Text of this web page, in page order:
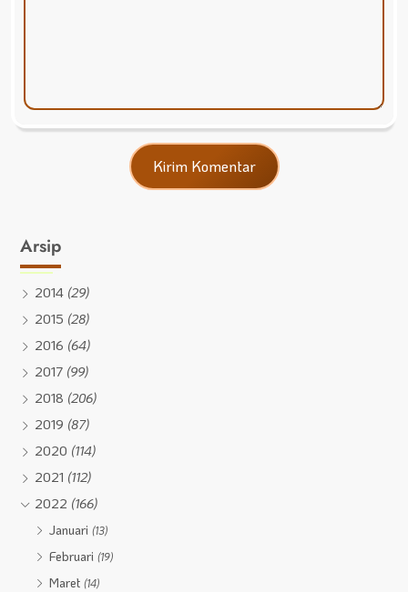
Arsip
2014 (29)
2015 (28)
2016 (64)
2017 (99)
2018 (206)
2019 (87)
2020 (114)
2021 (112)
2022 (166)
Januari(13)
Februari(19)
Maret(14)